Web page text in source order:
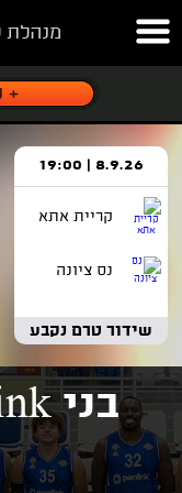
מנהלת
8.9.26 | 19:00
קריית אתא
נס ציונה
שידור טרם נקבע
בני Penlink הרצליה